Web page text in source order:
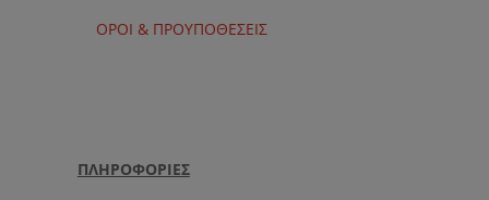
ΟΡΟΙ & ΠΡΟΥΠΟΘΕΣΕΙΣ
ΠΛΗΡΟΦΟΡΙΕΣ